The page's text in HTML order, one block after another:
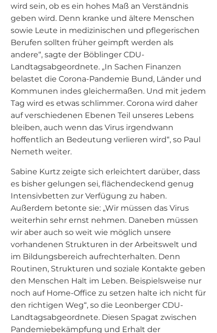
wird sein, ob es ein hohes Maß an Verständnis
geben wird. Denn kranke und ältere Menschen
sowie Leute in medizinischen und pflegerischen
Berufen sollten früher geimpft werden als
andere“, sagte der Böblinger CDU-
Landtagsabgeordnete. „In Sachen Finanzen
belastet die Corona-Pandemie Bund, Länder und
Kommunen indes gleichermaßen. Und mit jedem
Tag wird es etwas schlimmer. Corona wird daher
auf verschiedenen Ebenen Teil unseres Lebens
bleiben, auch wenn das Virus irgendwann
hoffentlich an Bedeutung verlieren wird“, so Paul
Nemeth weiter.
Sabine Kurtz zeigte sich erleichtert darüber, dass
es bisher gelungen sei, flächendeckend genug
Intensivbetten zur Verfügung zu haben.
Außerdem betonte sie: „Wir müssen das Virus
weiterhin sehr ernst nehmen. Daneben müssen
wir aber auch so weit wie möglich unsere
vorhandenen Strukturen in der Arbeitswelt und
im Bildungsbereich aufrechterhalten. Denn
Routinen, Strukturen und soziale Kontakte geben
den Menschen Halt im Leben. Beispielsweise nur
noch auf Home-Office zu setzen halte ich nicht für
den richtigen Weg“, so die Leonberger CDU-
Landtagsabgeordnete. Diesen Spagat zwischen
Pandemiebekämpfung und Erhalt der